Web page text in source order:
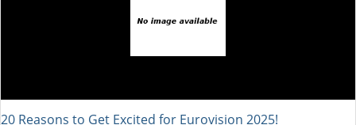
20 Reasons to Get Excited for Eurovision 2025!